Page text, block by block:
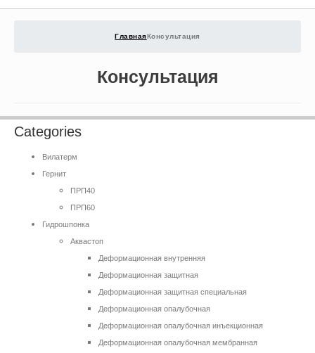
ГлавнаяКонсультация
Консультация
Categories
Вилатерм
Гернит
ПРП40
ПРП60
Гидрошпонка
Аквастоп
Деформационная внутренняя
Деформационная защитная
Деформационная защитная специальная
Деформационная опалубочная
Деформационная опалубочная инъекционная
Деформационная опалубочная мембранная